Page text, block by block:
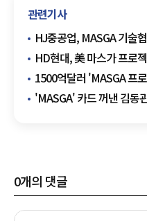
관련기사
HJ중공업, MASGA 기술
자동화
HD현대, 美 마스가 프로
1500억달러 'MASGA 프
거점 가동
'MASGA' 카드 꺼낸 김동
0개의 댓글